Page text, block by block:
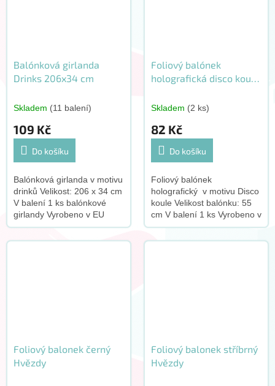
Balónková girlanda
Drinks 206x34 cm
Skladem (11 balení)
109 Kč
Do košíku
Balónková girlanda v motivu
drinků Velikost: 206 x 34 cm
V balení 1 ks balónkové
girlandy Vyrobeno v EU
Foliový balónek
holografická disco koule
Skladem (2 ks)
82 Kč
Do košíku
Foliový balónek
holografický v motivu Disco
koule Velikost balónku: 55
cm V balení 1 ks Vyrobeno v
EU
Foliový balonek černý
Hvězdy
Foliový balonek stříbrný
Hvězdy